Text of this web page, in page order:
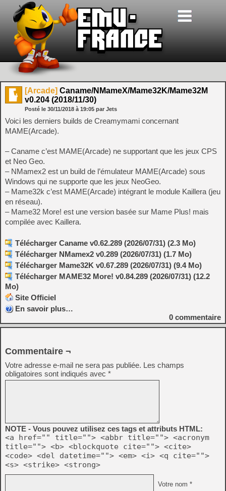
[Arcade] Caname/NMameX/Mame32K/Mame32M
v0.204 (2018/11/30)
Posté le 30/11/2018 à 19:05 par Jets
Voici les derniers builds de Creamymami concernant
MAME(Arcade).
– Caname c’est MAME(Arcade) ne supportant que les jeux CPS
et Neo Geo.
– NMamex2 est un build de l’émulateur MAME(Arcade) sous
Windows qui ne supporte que les jeux NeoGeo.
– Mame32k c’est MAME(Arcade) intégrant le module Kaillera (jeu
en réseau).
– Mame32 More! est une version basée sur Mame Plus! mais
compilée avec Kaillera.
Télécharger Caname v0.62.289 (2026/07/31) (2.3 Mo)
Télécharger NMamex2 v0.289 (2026/07/31) (1.7 Mo)
Télécharger Mame32K v0.67.289 (2026/07/31) (9.4 Mo)
Télécharger MAME32 More! v0.84.289 (2026/07/31) (12.2
Mo)
Site Officiel
En savoir plus…
0 commentaire
Commentaire ¬
Votre adresse e-mail ne sera pas publiée. Les champs
obligatoires sont indiqués avec *
NOTE - Vous pouvez utilisez ces tags et attributs HTML:
<a href="" title=""> <abbr title=""> <acronym
title=""> <b> <blockquote cite=""> <cite>
<code> <del datetime=""> <em> <i> <q cite="">
<s> <strike> <strong>
Votre nom *